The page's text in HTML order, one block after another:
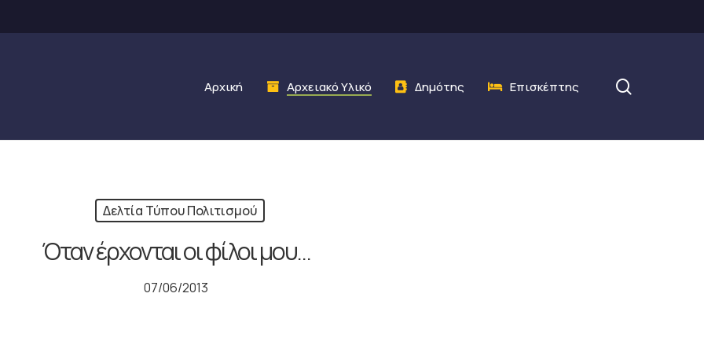
Αρχική Αρχειακό Υλικό Δημότης Επισκέπτης
Δελτία Τύπου Πολιτισμού
Όταν έρχονται οι φίλοι μου…
07/06/2013